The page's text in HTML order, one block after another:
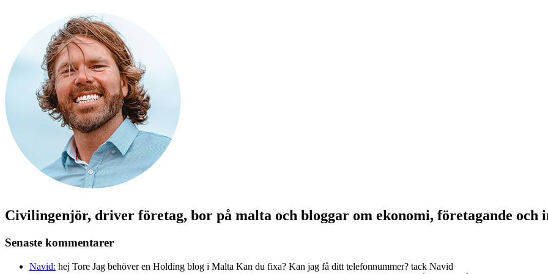
Civilingenjör, driver företag, bor på malta och bloggar om ekonomi, företagande och
Senaste kommentarer
Navid: hej Tore Jag behöver en Holding blog i Malta Kan du fixa? Kan jag få ditt telefonnummer? tack Navid